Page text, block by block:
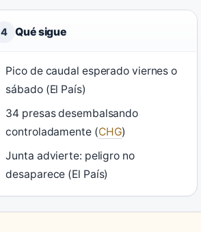
4 Qué sigue
Pico de caudal esperado viernes o
sábado (El País)
34 presas desembalsando
controladamente (CHG)
Junta advierte: peligro no
desaparece (El País)